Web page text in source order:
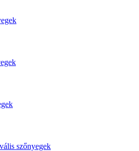
szőnyegek